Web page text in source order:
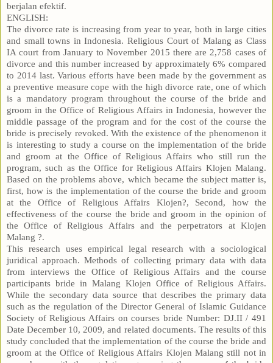
berjalan efektif.
ENGLISH:
The divorce rate is increasing from year to year, both in large cities
and small towns in Indonesia. Religious Court of Malang as Class
IA court from January to November 2015 there are 2,758 cases of
divorce and this number increased by approximately 6% compared
to 2014 last. Various efforts have been made ​​by the government as
a preventive measure cope with the high divorce rate, one of which
is a mandatory program throughout the course of the bride and
groom in the Office of Religious Affairs in Indonesia, however the
middle passage of the program and for the cost of the course the
bride is precisely revoked. With the existence of the phenomenon it
is interesting to study a course on the implementation of the bride
and groom at the Office of Religious Affairs who still run the
program, such as the Office for Religious Affairs Klojen Malang.
Based on the problems above, which became the subject matter is,
first, how is the implementation of the course the bride and groom
at the Office of Religious Affairs Klojen?, Second, how the
effectiveness of the course the bride and groom in the opinion of
the Office of Religious Affairs and the perpetrators at Klojen
Malang ?.
This research uses empirical legal research with a sociological
juridical approach. Methods of collecting primary data with data
from interviews the Office of Religious Affairs and the course
participants bride in Malang Klojen Office of Religious Affairs.
While the secondary data source that describes the primary data
such as the regulation of the Director General of Islamic Guidance
Society of Religious Affairs on courses bride Number: DJ.II / 491
Date December 10, 2009, and related documents. The results of this
study concluded that the implementation of the course the bride and
groom at the Office of Religious Affairs Klojen Malang still not in